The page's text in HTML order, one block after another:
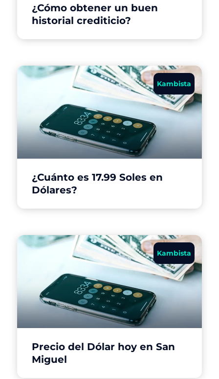
¿Cómo obtener un buen
historial crediticio?
Kambista
¿Cuánto es 17.99 Soles en
Dólares?
Kambista
Precio del Dólar hoy en San
Miguel